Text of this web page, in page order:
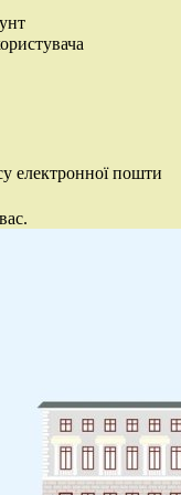
електронної пошти